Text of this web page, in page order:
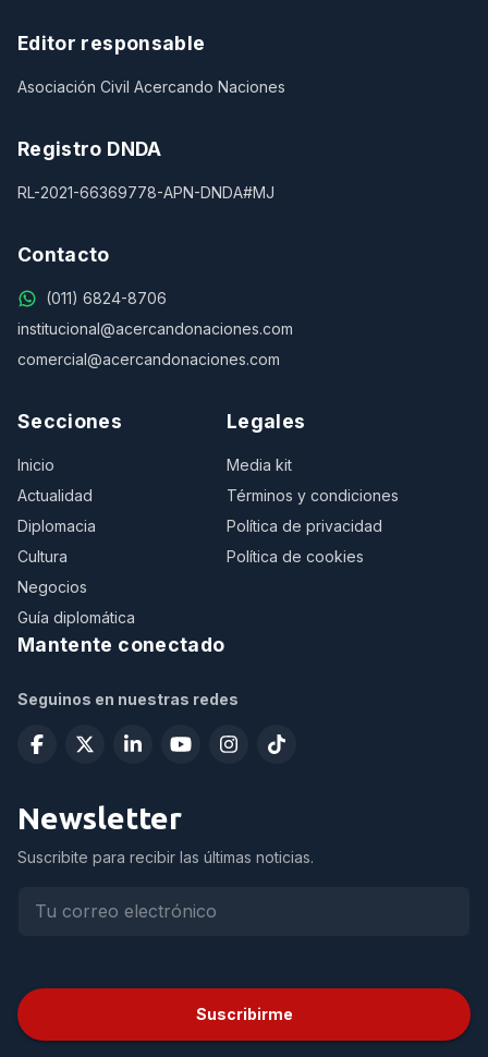
Editor responsable
Asociación Civil Acercando Naciones
Registro DNDA
RL-2021-66369778-APN-DNDA#MJ
Contacto
(011) 6824-8706
institucional@acercandonaciones.com
comercial@acercandonaciones.com
Secciones
Inicio
Actualidad
Diplomacia
Cultura
Negocios
Guía diplomática
Legales
Media kit
Términos y condiciones
Política de privacidad
Política de cookies
Mantente conectado
Seguinos en nuestras redes
Newsletter
Suscribite para recibir las últimas noticias.
Suscribirme